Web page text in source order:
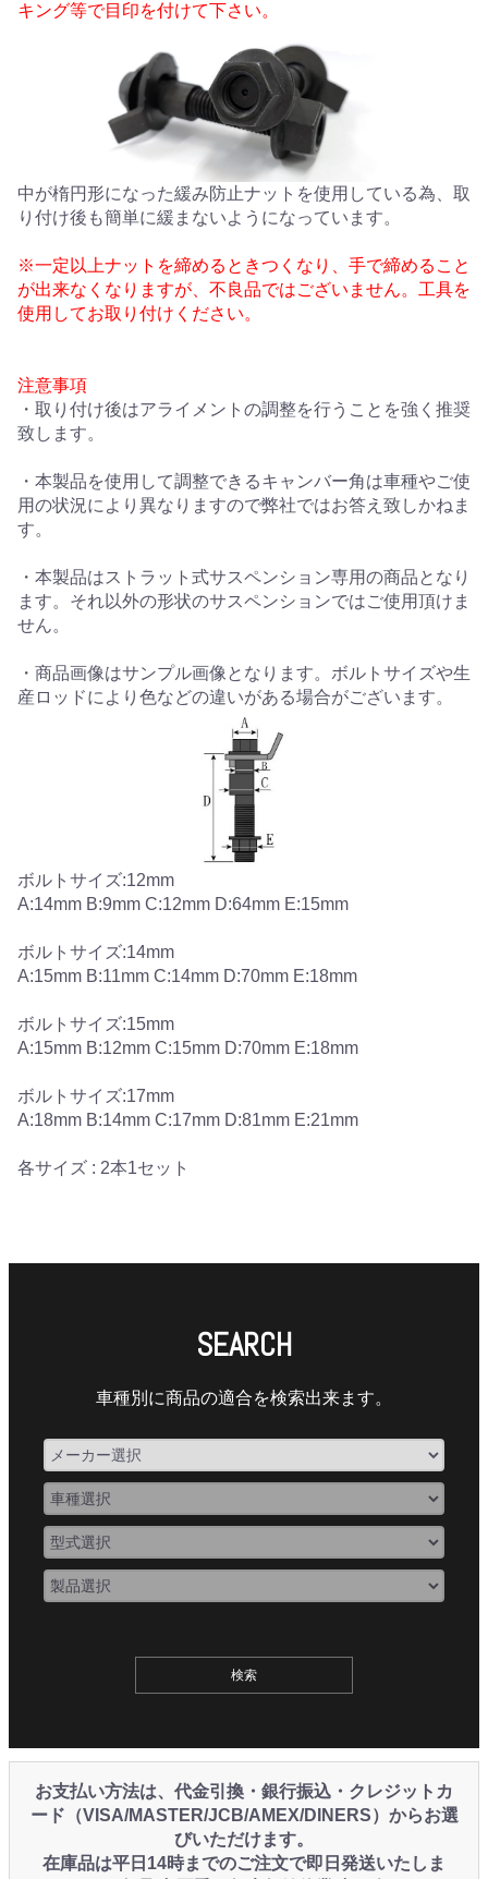
キング等で目印を付けて下さい。
中が楕円形になった緩み防止ナットを使用している為、取
り付け後も簡単に緩まないようになっています。
※一定以上ナットを締めるときつくなり、手で締めること
が出来なくなりますが、不良品ではございません。工具を
使用してお取り付けください。
注意事項
・取り付け後はアライメントの調整を行うことを強く推奨
致します。
・本製品を使用して調整できるキャンバー角は車種やご使
用の状況により異なりますので弊社ではお答え致しかねま
す。
・本製品はストラット式サスペンション専用の商品となり
ます。それ以外の形状のサスペンションではご使用頂けま
せん。
・商品画像はサンプル画像となります。ボルトサイズや生
産ロッドにより色などの違いがある場合がございます。
ボルトサイズ:12mm
A:14mm B:9mm C:12mm D:64mm E:15mm
ボルトサイズ:14mm
A:15mm B:11mm C:14mm D:70mm E:18mm
ボルトサイズ:15mm
A:15mm B:12mm C:15mm D:70mm E:18mm
ボルトサイズ:17mm
A:18mm B:14mm C:17mm D:81mm E:21mm
各サイズ : 2本1セット
SEARCH
車種別に商品の適合を検索出来ます。
お支払い方法は、代金引換・銀行振込・クレジットカ
ード（VISA/MASTER/JCB/AMEX/DINERS）からお選
びいただけます。
在庫品は平日14時までのご注文で即日発送いたしま